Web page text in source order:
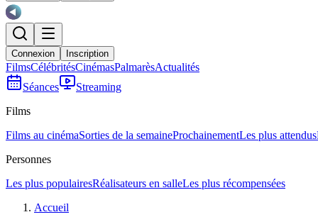
Connexion Inscription
FilmsCélébritésCinémasPalmarèsActualités
Séances
Streaming
Films
Films au cinémaSorties de la semaineProchainementLes plus attendus
Personnes
Les plus populairesRéalisateurs en salleLes plus récompensées
Accueil